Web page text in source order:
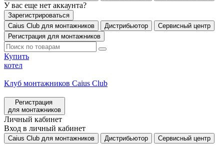
У вас еще нет аккаунта?
Зарегистрироваться
Caius Club для монтажников
Дистрибьютор
Сервисный центр
Регистрация для монтажников
Купить
котел
Клуб монтажников Caius Club
Регистрация
для монтажников
Личный кабинет
Вход в личный кабинет
Caius Club для монтажников Дистрибьютор Сервисный центр